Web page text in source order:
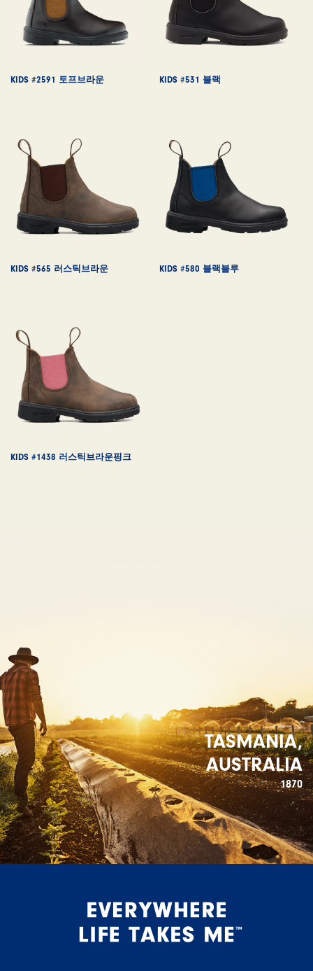
KIDS #2591 토프브라운 KIDS #531 블랙
KIDS #565 러스틱브라운 KIDS #580 블랙블루
KIDS #1438 러스틱브라운핑크
TASMANIA,
AUSTRALIA
1870